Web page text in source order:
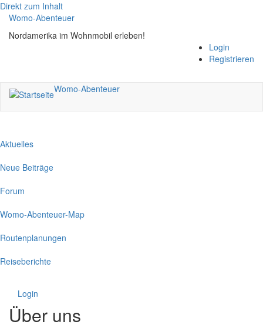
Direkt zum Inhalt
Womo-Abenteuer
Nordamerika im Wohnmobil erleben!
Login
Registrieren
Womo-Abenteuer
Aktuelles
Neue Beiträge
Forum
Womo-Abenteuer-Map
Routenplanungen
Reiseberichte
Login
Über uns